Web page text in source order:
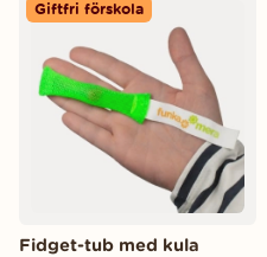
Giftfri förskola
Fidget-tub med kula